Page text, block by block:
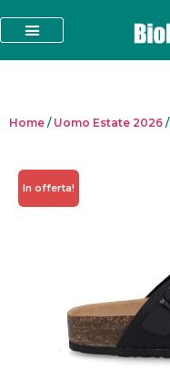
Home / Uomo Estate 2026 /
In offerta!